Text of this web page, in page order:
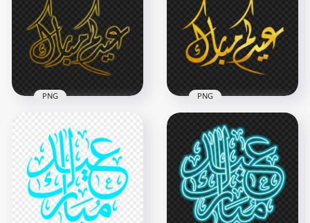
مبارك ذهب Eid
Mubarak Arabic
Gold Neon Text PNG
1500x1500
797.1kB
PNG
مبارك ذهب Eid
Mubarak Arabic
Gold Text PNG
1500x1500
618.7kB
PNG